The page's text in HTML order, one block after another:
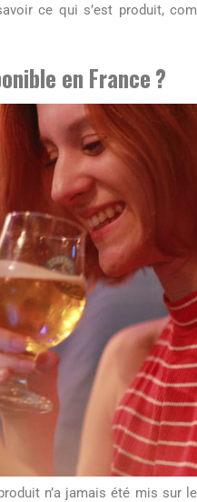
ce qui s’est produit,
en France ?
n’a jamais été mis sur